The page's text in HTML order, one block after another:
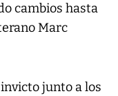
cambios hasta
Marc
junto a los